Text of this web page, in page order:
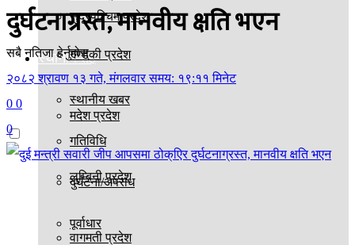
सुदूरपश्चिम प्रदेश
स्थानीय तह
स्थानीय खबर
गतिविधि
दुर्घटना/अपराध
पूर्वाधार
गण्डकी प्रदेश
मदेश प्रदेश
लुम्बिनी प्रदेश
वागमती प्रदेश
सबै नतिजा हेर्नुहोस्
दुर्घटनाग्रस्त, मानवीय क्षति भएन
२०८२ श्रावण १३ गते, मंगलवार समय: १९:११ मिनेट
0 0
0